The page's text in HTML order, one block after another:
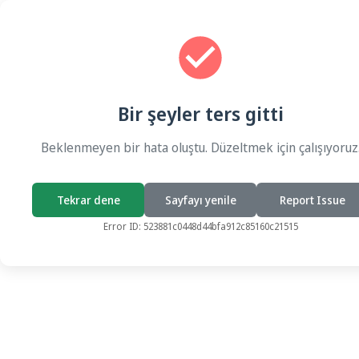
Bir şeyler ters gitti
Beklenmeyen bir hata oluştu. Düzeltmek için
Tekrar dene Sayfayı yenile Report Issue
Error ID: 523881c0448d44bfa912c85160c21515